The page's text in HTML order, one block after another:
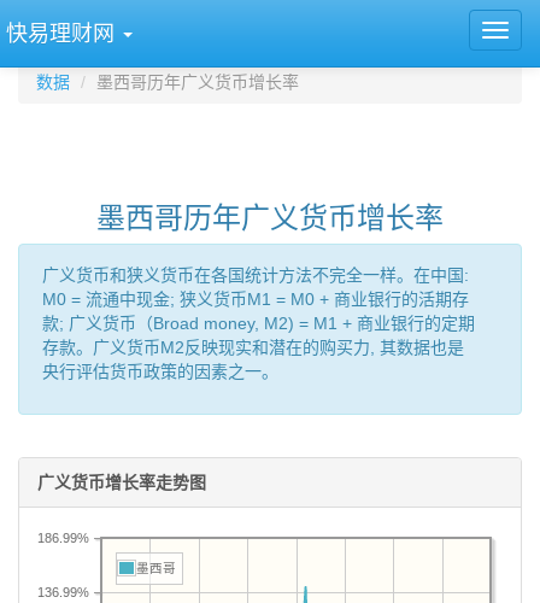
快易理财网
数据 墨西哥历年广义货币增长率
墨西哥历年广义货币增长率
广义货币和狭义货币在各国统计方法不完全一样。在中国:
M0 = 流通中现金; 狭义货币M1 = M0 + 商业银行的活期存
款; 广义货币（Broad money, M2) = M1 + 商业银行的定期
存款。广义货币M2反映现实和潜在的购买力, 其数据也是
央行评估货币政策的因素之一。
广义货币增长率走势图
136.99%
186.99%
墨西哥